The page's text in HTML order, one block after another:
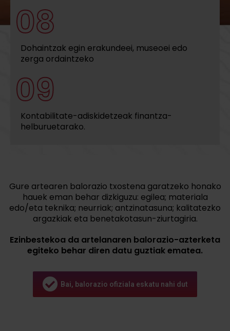
08
Dohaintzak egin erakundeei, museoei edo
zerga ordaintzeko
09
Kontabilitate-adiskidetzeak finantza-
helburuetarako.
Gure artearen balorazio txostena garatzeko honako
hauek eman behar dizkiguzu: egilea; materiala
edo/eta teknika; neurriak; antzinatasuna; kalitatezko
argazkiak eta benetakotasun-ziurtagiria.
Ezinbestekoa da artelanaren balorazio-azterketa
egiteko behar diren datu guztiak ematea.
Bai, balorazio ofiziala eskatu nahi dut